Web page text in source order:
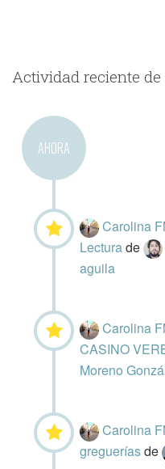
Actividad reciente
AHORA
Carolina
Lecturade
aguila
Carolina
CASINO
Moreno
Carolina
gregueríasde